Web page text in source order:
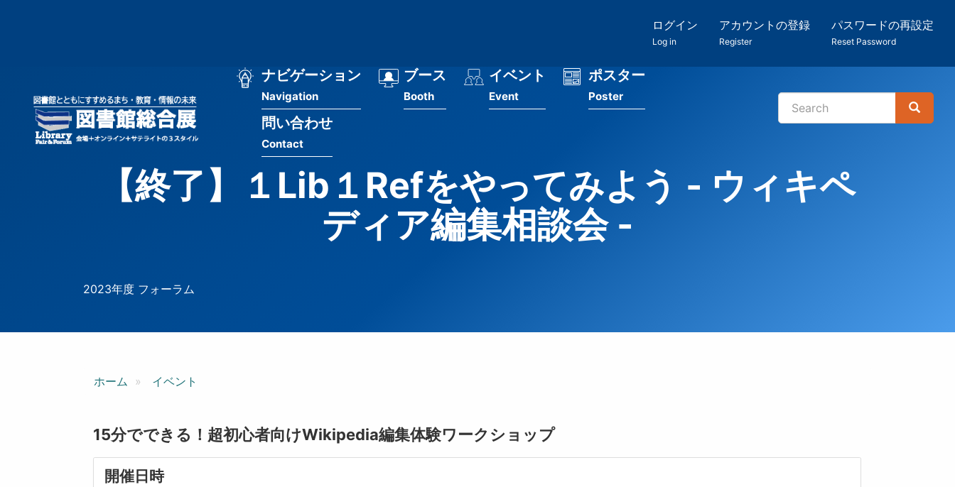
ー
ザ
ログイン
Log in
アカウントの登録
Register
パスワードの再設定
Reset Password
メ
ビ
ン
ナビゲーション
Navigation
ブース
Booth
イベント
Event
ポスター
Poster
問い合わせ
Contact
検
Search
Search
【終了】１Lib１Refをやってみよう - ウィキペ
ディア編集相談会 -
2023年度 フォーラム
ホーム イベント
15分でできる！超初心者向けWikipedia編集体験ワークショップ
開催日時